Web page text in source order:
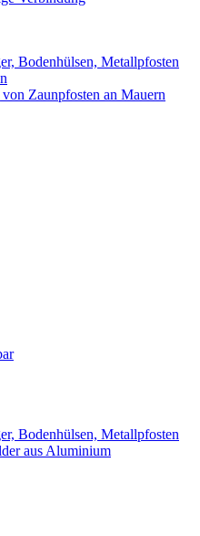
Bodenhülsen, Metallpfosten
Zaunpfosten an Mauern
Bodenhülsen, Metallpfosten
aus Aluminium